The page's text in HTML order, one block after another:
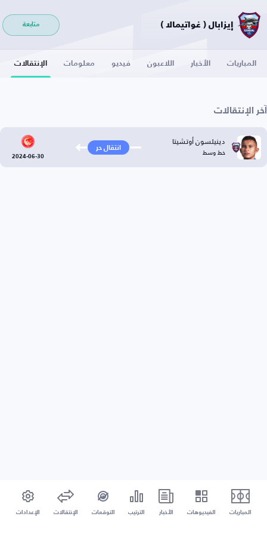
إيزابال ( غواتيمالا ) متابعة
المباريات الأخبار اللاعبون فيديو معلومات الإنتقالات
آخر الإنتقالات
دينيلسون أوتشيتا
خط وسط انتقال حر
2024-06-30
المباريات الفيديوهات الأخبار الترتيب التوقعات الإنتقالات الإعدادات